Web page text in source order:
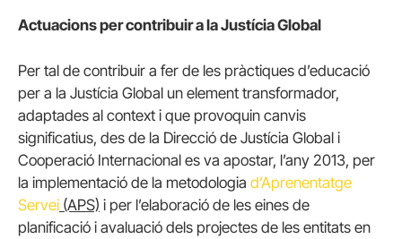
Actuacions per contribuir a la Justícia Global
Per tal de contribuir a fer de les pràctiques d’educació
per a la Justícia Global un element transformador,
adaptades al context i que provoquin canvis
significatius, des de la Direcció de Justícia Global i
Cooperació Internacional es va apostar, l’any 2013, per
la implementació de la metodologia d’Aprenentatge
Servei (APS) i per l’elaboració de les eines de
planificació i avaluació dels projectes de les entitats en